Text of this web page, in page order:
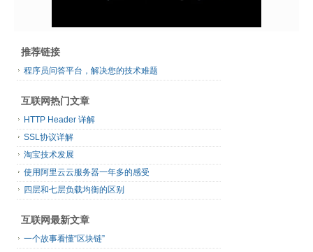
推荐链接
程序员问答平台，解决您的技术难题
互联网热门文章
HTTP Header 详解
SSL协议详解
淘宝技术发展
使用阿里云云服务器一年多的感受
四层和七层负载均衡的区别
互联网最新文章
一个故事看懂“区块链”